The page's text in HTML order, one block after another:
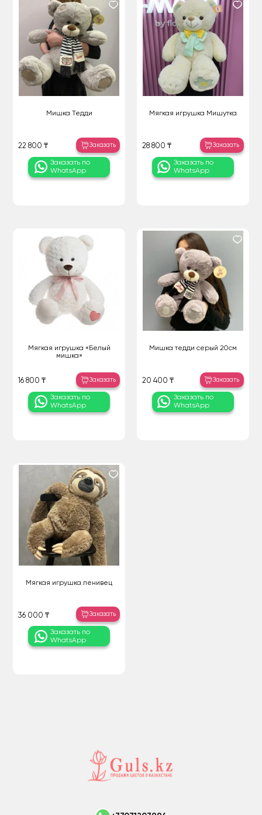
Мишка Тедди
22 800 ₸ Заказать
Заказать по
WhatsApp
Мягкая игрушка Мишутка
28 800 ₸ Заказать
Заказать по
WhatsApp
Мягкая игрушка «Белый
мишка»
16 800 ₸ Заказать
Заказать по
WhatsApp
Мишка тедди серый 20см
20 400 ₸ Заказать
Заказать по
WhatsApp
Мягкая игрушка ленивец
36 000 ₸ Заказать
Заказать по
WhatsApp